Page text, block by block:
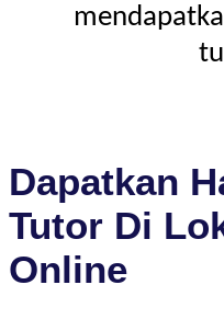
Dapatkan
Tutor Di
Online